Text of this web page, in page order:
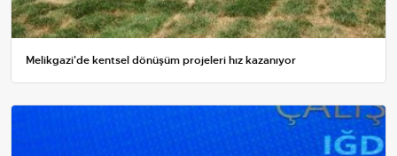
Melikgazi'de kentsel dönüşüm projeleri hız kazanıyor